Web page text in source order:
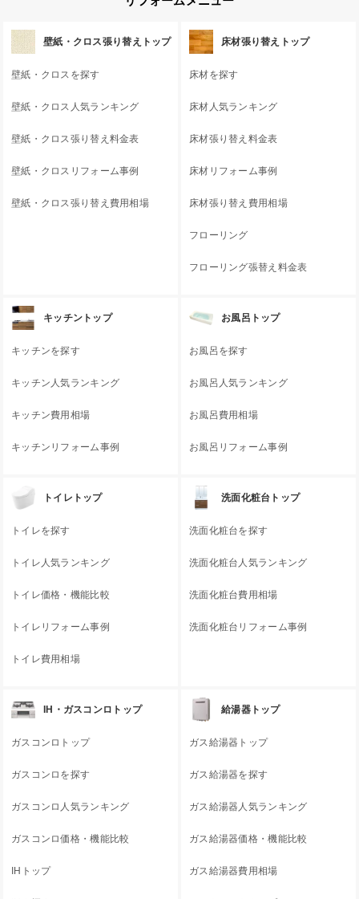
壁紙・クロス張り替えトップ
壁紙・クロスを探す
壁紙・クロス人気ランキング
壁紙・クロス張り替え料金表
壁紙・クロスリフォーム事例
壁紙・クロス張り替え費用相場
床材張り替えトップ
床材を探す
床材人気ランキング
床材張り替え料金表
床材リフォーム事例
床材張り替え費用相場
フローリング
フローリング張替え料金表
キッチントップ
キッチンを探す
キッチン人気ランキング
キッチン費用相場
キッチンリフォーム事例
お風呂トップ
お風呂を探す
お風呂人気ランキング
お風呂費用相場
お風呂リフォーム事例
トイレトップ
トイレを探す
トイレ人気ランキング
トイレ価格・機能比較
トイレリフォーム事例
トイレ費用相場
洗面化粧台トップ
洗面化粧台を探す
洗面化粧台人気ランキング
洗面化粧台費用相場
洗面化粧台リフォーム事例
IH・ガスコンロトップ
ガスコンロトップ
ガスコンロを探す
ガスコンロ人気ランキング
ガスコンロ価格・機能比較
IHトップ
給湯器トップ
ガス給湯器トップ
ガス給湯器を探す
ガス給湯器人気ランキング
ガス給湯器価格・機能比較
ガス給湯器費用相場